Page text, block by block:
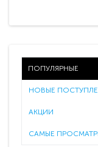
ПОПУЛЯРНЫЕ
НОВЫЕ
АКЦИИ
САМЫЕ